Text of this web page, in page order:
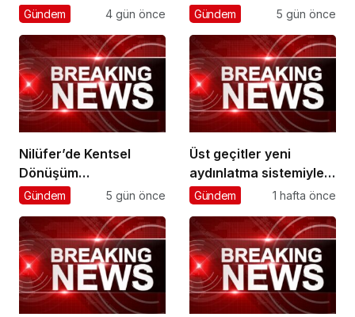
Gündem 4 gün önce
Çerçioğlu’na Hizmet
Gündem 5 gün önce
Nilüfer’de Kentsel
Dönüşüm
Koordinasyon
Gündem 5 gün önce
Üst geçitler yeni
aydınlatma sistemiyle
daha güvenli
Gündem 1 hafta önce